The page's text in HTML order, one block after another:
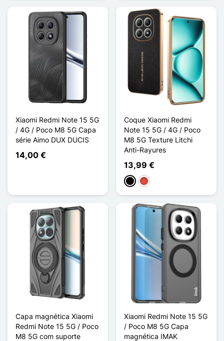
Xiaomi Redmi Note 15 5G
/ 4G / Poco M8 5G Capa
série Aimo DUX DUCIS
14,00 €
Coque Xiaomi Redmi
Note 15 5G / 4G / Poco
M8 5G Texture Litchi
Anti-Rayures
13,99 €
PretoVermelho
Capa magnética Xiaomi
Redmi Note 15 5G / Poco
M8 5G com suporte
Xiaomi Redmi Note 15 5G
/ Poco M8 5G Capa
magnética IMAK